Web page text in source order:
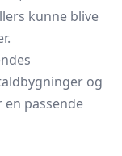
kunne blive
og
passende